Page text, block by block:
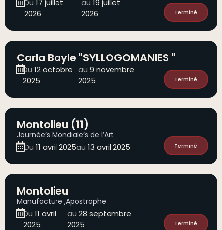
Du 17 juillet
2026
au 19 juillet
2026
Terminé
Carla Bayle "SYLLOGOMANIES "
Du 12 octobre
2025
au 9 novembre
2025
Terminé
Montolieu (11)
Journée’s Mondiale’s de l’Art
Du 11 avril 2025au 13 avril 2025 Terminé
Montolieu
Manufacture ,Apostrophe
Du 11 avril
2025
au28 septembre
2025
Terminé